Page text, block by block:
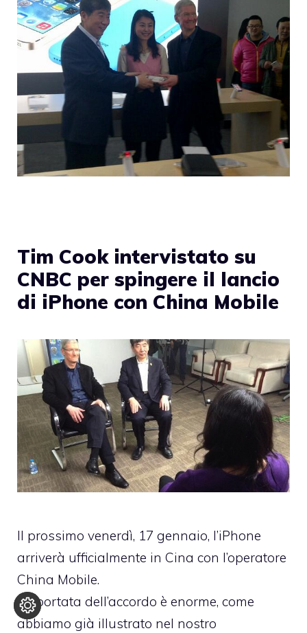
Tim Cook intervistato su
CNBC per spingere il lancio
di iPhone con China Mobile
Il prossimo venerdì, 17 gennaio, l’iPhone
arriverà ufficialmente in Cina con l’operatore
China Mobile.
La portata dell’accordo è enorme, come
abbiamo già illustrato nel nostro